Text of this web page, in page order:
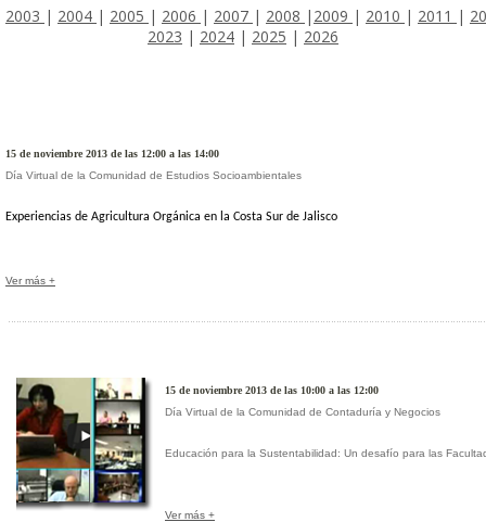
2003 | 2004 | 2005 | 2006 | 2007 | 2008 | 2009 | 2010 | 2011 |
2023 | 2024 | 2025 | 2026
15 de noviembre 2013 de las 12:00 a las 14:00
Día Virtual de la Comunidad de Estudios Socioambientales
Experiencias de Agricultura Orgánica en la Costa Sur de Jalisco
Ver más +
15 de noviembre 2013 de las 10:00 a las 12:00
Día Virtual de la Comunidad de Contaduría y Negocios
Educación para la Sustentabilidad: Un desafío para las
Ver más +